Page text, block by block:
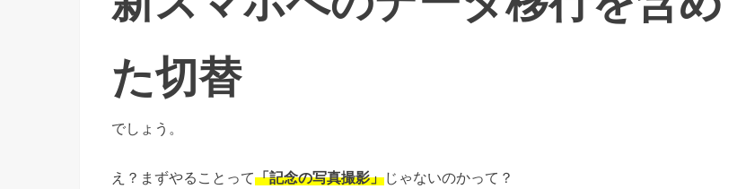
た切替
でしょう。
え？まずやることって「記念の写真撮影」じゃないのかって？